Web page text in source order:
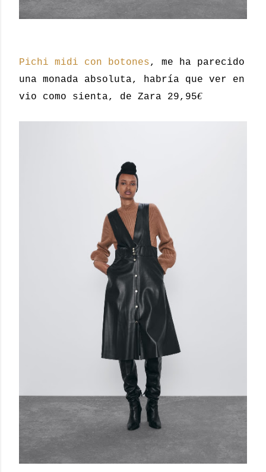
Pichi midi con botones, me ha parecido
una monada absoluta, habría que ver en
vio como sienta, de Zara 29,95€